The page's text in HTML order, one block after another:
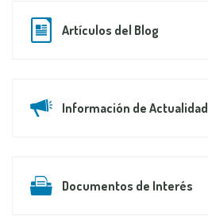
Artículos del Blog
Información de Actualidad
Documentos de Interés